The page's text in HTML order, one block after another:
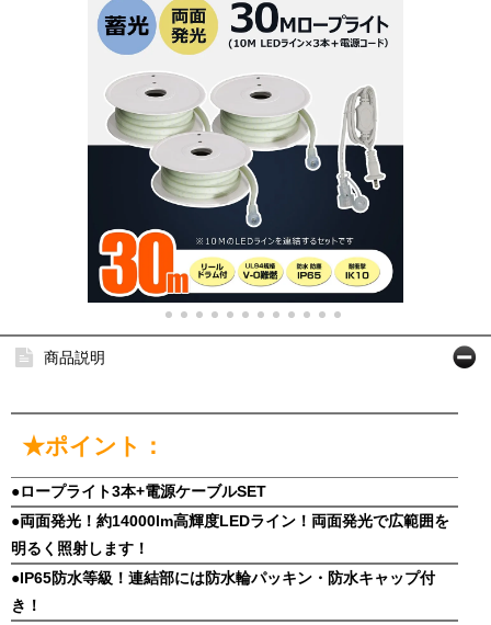
商品説明
★ポイント：
●ロープライト3本+電源ケーブルSET
●両面発光！約14000lm高輝度LEDライン！両面発光で広範囲を
明るく照射します！
●IP65防水等級！連結部には防水輪パッキン・防水キャップ付
き！